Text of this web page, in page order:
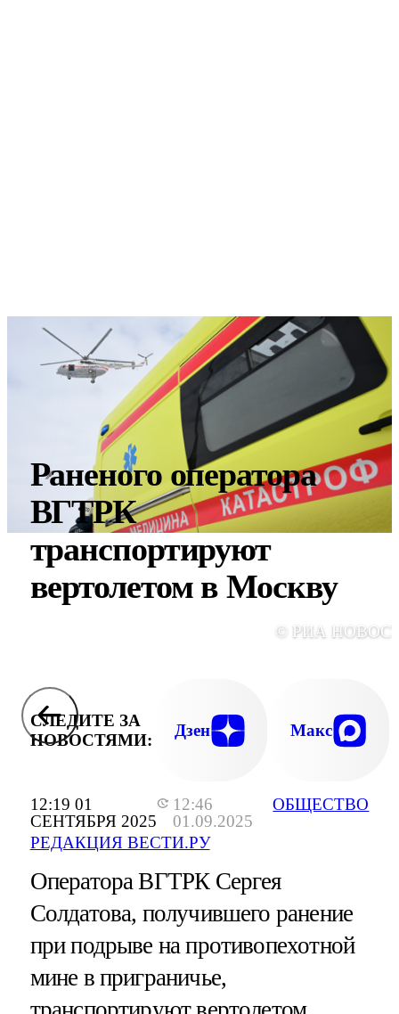
12:19 01
СЕНТЯБРЯ 2025
12:46
01.09.2025
РЕДАКЦИЯ ВЕСТИ.РУ
ОБЩЕСТВО
Раненого оператора
ВГТРК
транспортируют
вертолетом в Москву
© РИА
СЛЕДИТЕ ЗА
НОВОСТЯМИ:
Дзен Макс
Оператора ВГТРК Сергея
Солдатова, получившего ранение
при подрыве на противопехотной
мине в приграничье,